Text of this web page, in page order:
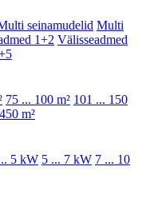
seinamudelid Multi
1+2 Välisseadmed
75 ... 100 m² 101 ... 150
m²
5 kW 5 ... 7 kW 7 ... 10